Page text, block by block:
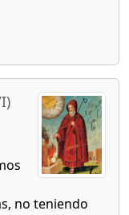
no teniendo